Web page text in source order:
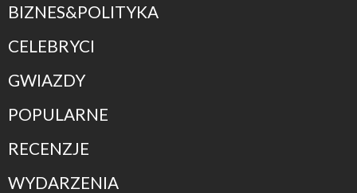
BIZNES&POLITYKA
CELEBRYCI
GWIAZDY
POPULARNE
RECENZJE
WYDARZENIA